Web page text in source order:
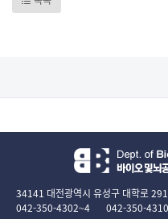
34141 대전광역시 유성구 대학로
042-350-4302~4
042-350-4310